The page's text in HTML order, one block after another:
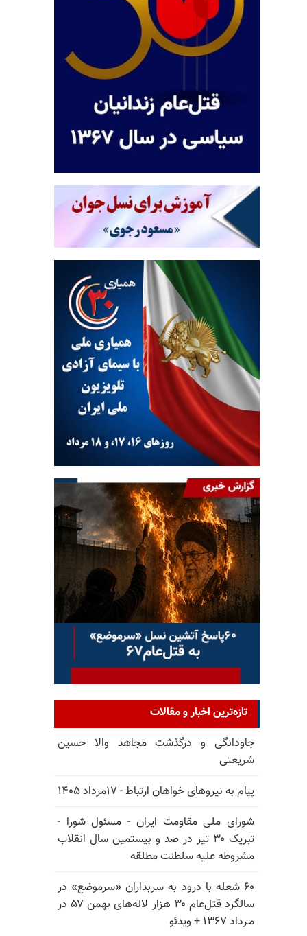
تازه‌ترین اخبار و مقالات
جاودانگی و درگذشت مجاهد والا حسین
شریعتی
پیام به نیروهای خواهان ارتباط - ۱۷مرداد ۱۴۰۵
شورای ملی مقاومت ایران - مسئول شورا -
تبریک ۳۰ تیر در صد و بیستمین سال انقلاب
مشروطه علیه سلطنت مطلقه
۶۰ شعله با درود به سربداران «سرموضع» در
سالگرد قتل‌عام ۳۰ هزار لاله‌های بهمن ۵۷ در
مـرداد ۱۳۶۷ + ویدئو